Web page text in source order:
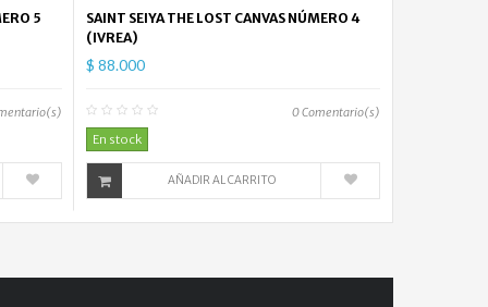
5
SAINT SEIYA THE LOST CANVAS NÚMERO 4
(IVREA)
$ 88.000
0Comentario(s)
En stock
AÑADIR AL CARRITO